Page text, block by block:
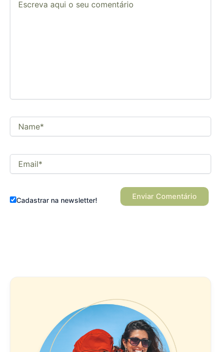
aqui
Name*
Email*
Cadastrar na newsletter!